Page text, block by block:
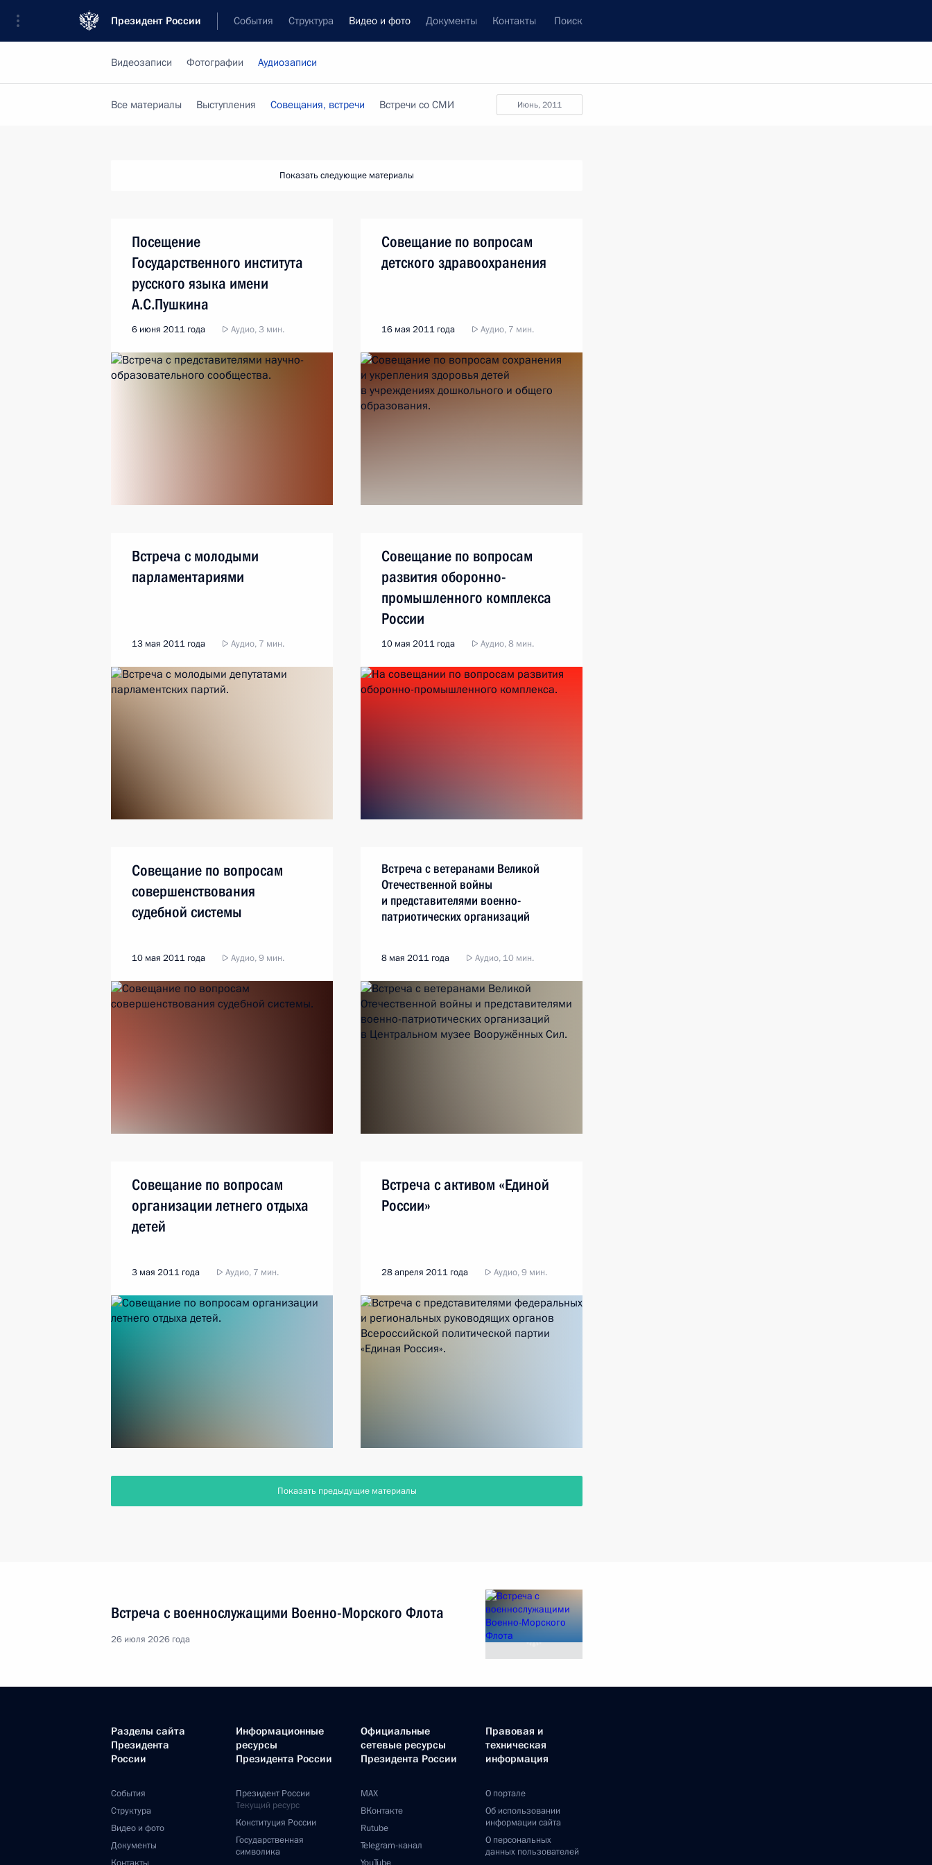
Президент России События Структура Видео и фото Документы Контакты Поиск
Видеозаписи Фотографии Аудиозаписи
июнь, 2011
Все материалы Выступления Совещания, встречи Встречи со СМИ
Показать следующие материалы
Посещение
Государственного института
русского языка имени
А.С.Пушкина
6 июня 2011 года Аудио, 3 мин.
Совещание по вопросам
детского здравоохранения
16 мая 2011 года Аудио, 7 мин.
Встреча с молодыми
парламентариями
13 мая 2011 года Аудио, 7 мин.
Совещание по вопросам
развития оборонно-
промышленного комплекса
России
10 мая 2011 года Аудио, 8 мин.
Совещание по вопросам
совершенствования
судебной системы
10 мая 2011 года Аудио, 9 мин.
Встреча с ветеранами Великой
Отечественной войны
и представителями военно-
патриотических организаций
8 мая 2011 года Аудио, 10 мин.
Совещание по вопросам
организации летнего отдыха
детей
3 мая 2011 года Аудио, 7 мин.
Встреча с активом «Единой
России»
28 апреля 2011 года Аудио, 9 мин.
Показать предыдущие материалы
Встреча с военнослужащими Военно-Морского Флота
26 июля 2026 года
Разделы сайта
Президента
России
События
Структура
Видео и фото
Документы
Информационные
ресурсы
Президента России
Президент России
Текущий ресурс
Конституция России
Государственная
символика
Официальные
сетевые ресурсы
Президента России
MAX
ВКонтакте
Rutube
Telegram-канал
Правовая и
техническая
информация
О портале
Об использовании
информации сайта
О персональных
данных пользователей